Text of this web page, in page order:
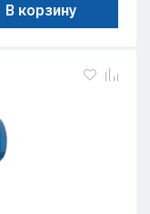
В корзину